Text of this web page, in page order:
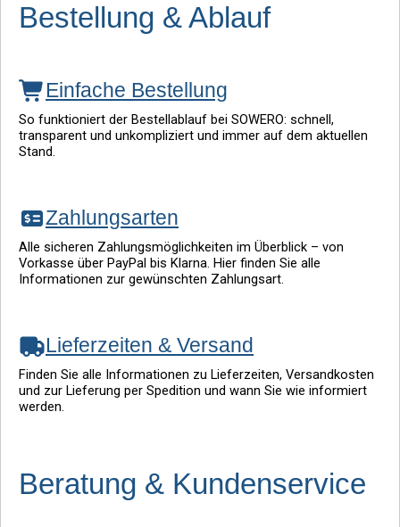
Bestellung & Ablauf
Einfache Bestellung
So funktioniert der Bestellablauf bei SOWERO: schnell,
transparent und unkompliziert und immer auf dem aktuellen
Stand.
Zahlungsarten
Alle sicheren Zahlungsmöglichkeiten im Überblick – von
Vorkasse über PayPal bis Klarna. Hier finden Sie alle
Informationen zur gewünschten Zahlungsart.
Lieferzeiten & Versand
Finden Sie alle Informationen zu Lieferzeiten, Versandkosten
und zur Lieferung per Spedition und wann Sie wie informiert
werden.
Beratung & Kundenservice